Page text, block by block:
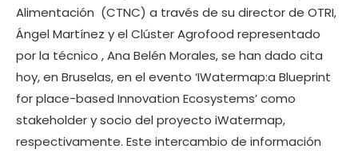
Alimentación (CTNC) a través de su director de OTRI,
Ángel Martínez y el Clúster Agrofood representado
por la técnico , Ana Belén Morales, se han dado cita
hoy, en Bruselas, en el evento ‘IWatermap:a Blueprint
for place-based Innovation Ecosystems’ como
stakeholder y socio del proyecto iWatermap,
respectivamente. Este intercambio de información